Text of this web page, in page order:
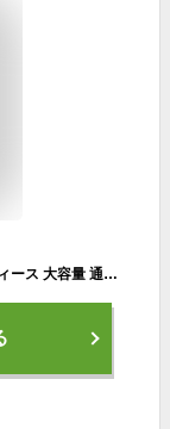
イーストボーイ リュック 30l リュックサック レディース 大容量 通学 女子 女子高生 中学生 高校生 EASTBOY スクールバッグ スクバ スクールリュック A4 おしゃれ かわいい ジュニア 学校 学生 撥水 抗菌 人気 可愛い B4 30L 無地 人気 可愛い EBA56